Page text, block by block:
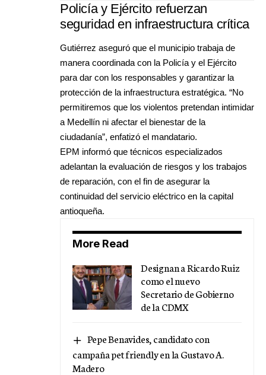
Policía y Ejército refuerzan
seguridad en infraestructura crítica
Gutiérrez aseguró que el municipio trabaja de
manera coordinada con la Policía y el Ejército
para dar con los responsables y garantizar la
protección de la infraestructura estratégica. “No
permitiremos que los violentos pretendan intimidar
a Medellín ni afectar el bienestar de la
ciudadanía”, enfatizó el mandatario.
EPM informó que técnicos especializados
adelantan la evaluación de riesgos y los trabajos
de reparación, con el fin de asegurar la
continuidad del servicio eléctrico en la capital
antioqueña.
More Read
Designan a Ricardo Ruiz
como el nuevo
Secretario de Gobierno
de la CDMX
Pepe Benavides, candidato con
campaña pet friendly en la Gustavo A.
Madero